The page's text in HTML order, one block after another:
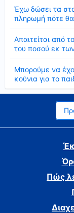
Έχω δώσει τα
πληρωμή πότε θα
Απαιτείται από
του ποσού εκ
Μπορούμε να
κούνια για το
Πώς